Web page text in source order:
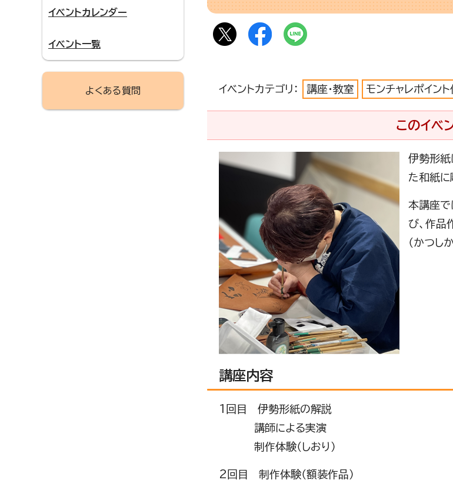
イベントカテゴリ： 講座・教室 モンチャレポイン
このイベ
伊勢形紙
た和紙に
本講座で
び、作品
（かつし
講座内容
1回目 伊勢形紙の解説
講師による実演
制作体験（しおり）
2回目 制作体験（額装作品）
イベントカレンダー
イベント一覧
よくある質問